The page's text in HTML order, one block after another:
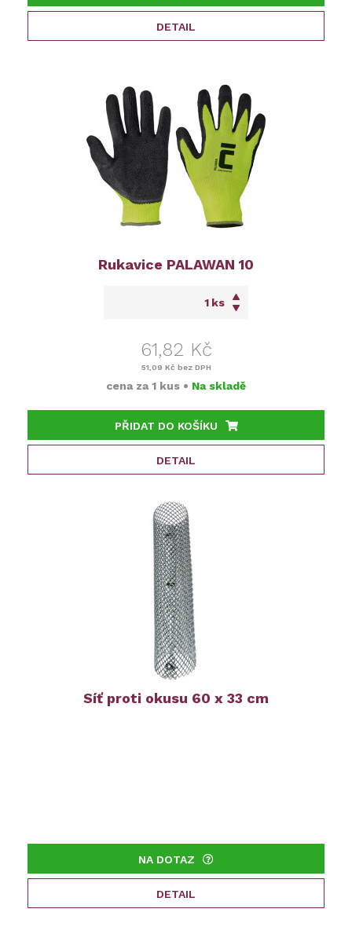
DETAIL
Rukavice PALAWAN 10
ks
61,82 Kč
51,09 Kč bez DPH
cena za 1 kus • Na skladě
PŘIDAT DO KOŠÍKU
DETAIL
Síť proti okusu 60 x 33 cm
NA DOTAZ
DETAIL